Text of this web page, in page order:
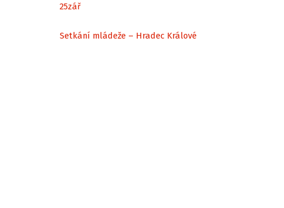
25zář
Setkání mládeže – Hradec Králové